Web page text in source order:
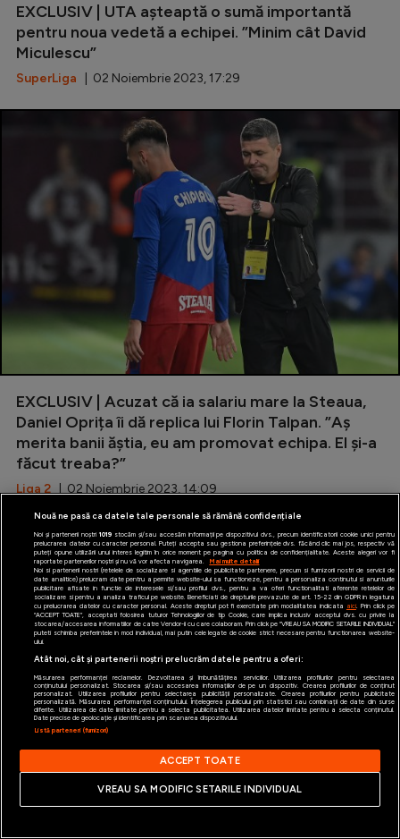
EXCLUSIV | UTA așteaptă o sumă importantă
pentru noua vedetă a echipei. ”Minim cât David
Miculescu”
SuperLiga | 02 Noiembrie 2023, 17:29
EXCLUSIV | Acuzat că ia salariu mare la Steaua,
Daniel Oprița îi dă replica lui Florin Talpan. ”Aș
merita banii ăștia, eu am promovat echipa. El și-a
făcut treaba?”
Liga 2 | 02 Noiembrie 2023, 14:09
EXCLUSIV | Florin Talpan, dezlănțuit după ce a
fost amenințat cu desfacerea contractului: ”Mă
Nouă ne pasă ca datele tale personale să rămână confidențiale
Noi și partenerii noștri 1019stocăm și/sau accesăm informații pe dispozitivul dvs., precum identificatorii cookie unici pentru
prelucrarea datelor cu caracter personal. Puteți accepta sau gestiona preferințele dvs. făcând clic mai jos, respectiv vă
puteți opune utilizării unui interes legitim în orice moment pe pagina cu politica de confidențialitate. Aceste alegeri vor fi
raportate partenerilor noștri și nu vă vor afecta navigarea.
Mai multe detalii
Noi si partenerii nostri (retelele de socializare si agentiile de publicitate partenere, precum si furnizorii nostri de servicii de
date analitice) prelucram date pentru a permite website-ului sa functioneze, pentru a personaliza continutul si anunturile
publicitare afisate in functie de interesele si/sau profilul dvs., pentru a va oferi functionalitati aferente retelelor de
socializare si pentru a analiza traficul pe website. Beneficiati de drepturile prevazute de art. 15-22 din GDPR in legatura
cu prelucrarea datelor cu caracter personal. Aceste drepturi pot fi exercitate prin modalitatea indicata aici. Prin click pe
“ACCEPT TOATE”, acceptati folosirea tuturor Tehnologiilor de tip Cookie, care implica inclusiv acceptul dvs. cu privire la
stocarea/accesarea informatiilor de catre Vendor-ii cu care colaboram. Prin click pe “VREAU SA MODIFIC SETARILE INDIVIDUAL”
puteti schimba preferintele in mod individual, mai putin cele legate de cookie strict necesare pentru functionarea website-
ului.
Atât noi, cât și partenerii noștri prelucrăm datele pentru a oferi:
Măsurarea performanței reclamelor. Dezvoltarea și îmbunătățirea serviciilor. Utilizarea profilurilor pentru selectarea
conținutului personalizat. Stocarea și/sau accesarea informațiilor de pe un dispozitiv. Crearea profilurilor de conținut
personalizat. Utilizarea profilurilor pentru selectarea publicității personalizate. Crearea profilurilor pentru publicitate
personalizată. Măsurarea performanței conținutului. Înțelegerea publicului prin statistici sau combinații de date din surse
diferite. Utilizarea de date limitate pentru a selecta publicitatea. Utilizarea datelor limitate pentru a selecta conținutul.
Date precise de geolocație și identificarea prin scanarea dispozitivului.
Listă parteneri (furnizori)
ACCEPT TOATE
VREAU SA MODIFIC SETARILE INDIVIDUAL